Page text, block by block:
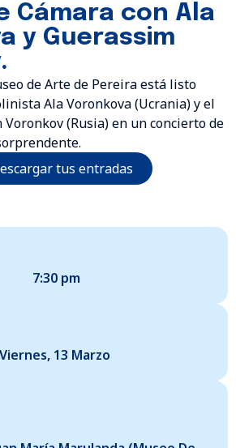
Cámara con Ala
y Guerassim
de Arte de Pereira está listo
Ala Voronkova (Ucrania) y el
(Rusia) en un concierto de
tus entradas
7:30 pm
Viernes, 13 Marzo